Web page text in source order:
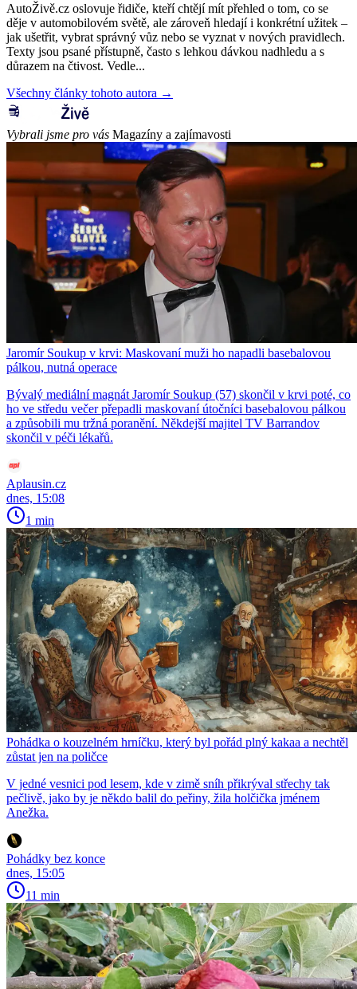
AutoŽivě.cz oslovuje řidiče, kteří chtějí mít přehled o tom, co se
děje v automobilovém světě, ale zároveň hledají i konkrétní užitek –
jak ušetřit, vybrat správný vůz nebo se vyznat v nových pravidlech.
Texty jsou psané přístupně, často s lehkou dávkou nadhledu a s
důrazem na čtivost. Vedle...
Všechny články tohoto autora →
Vybrali jsme pro vás Magazíny a zajímavosti
Jaromír Soukup v krvi: Maskovaní muži ho napadli basebalovou
pálkou, nutná operace
Bývalý mediální magnát Jaromír Soukup (57) skončil v krvi poté, co
ho ve středu večer přepadli maskovaní útočníci basebalovou pálkou
a způsobili mu tržná poranění. Někdejší majitel TV Barrandov
skončil v péči lékařů.
Aplausin.cz
dnes, 15:08
1 min
Pohádka o kouzelném hrníčku, který byl pořád plný kakaa a nechtěl
zůstat jen na poličce
V jedné vesnici pod lesem, kde v zimě sníh přikrýval střechy tak
pečlivě, jako by je někdo balil do peřiny, žila holčička jménem
Anežka.
Pohádky bez konce
dnes, 15:05
11 min